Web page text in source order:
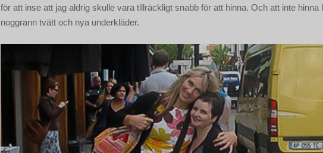
för att inse att jag aldrig skulle vara tillräckligt snabb för att hinna. Och att inte hinna
noggrann tvätt och nya underkläder.